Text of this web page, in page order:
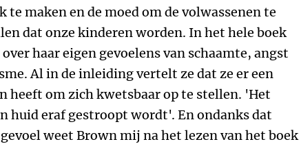
te maken en de moed om de volwassenen te
dat onze kinderen worden. In het hele boek
haar eigen gevoelens van schaamte, angst
Al in de inleiding vertelt ze dat ze er een
heeft om zich kwetsbaar op te stellen. 'Het
huid eraf gestroopt wordt'. En ondanks dat
weet Brown mij na het lezen van het boek